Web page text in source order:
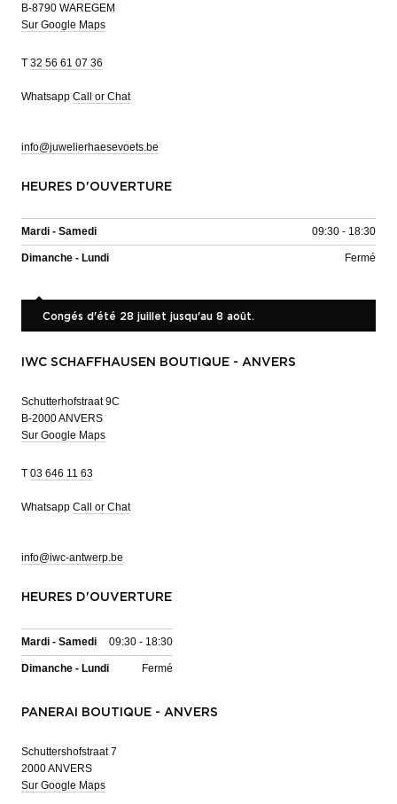
B-8790 WAREGEM
Sur Google Maps
T 32 56 61 07 36
Whatsapp Call or Chat
info@juwelierhaesevoets.be
HEURES D'OUVERTURE
Mardi - Samedi 09:30 - 18:30
Dimanche - Lundi Fermé
Congés d'été 28 juillet jusqu'au 8 août.
IWC SCHAFFHAUSEN BOUTIQUE - ANVERS
Schutterhofstraat 9C
B-2000 ANVERS
Sur Google Maps
T 03 646 11 63
Whatsapp Call or Chat
info@iwc-antwerp.be
HEURES D'OUVERTURE
Mardi - Samedi 09:30 - 18:30
Dimanche - Lundi Fermé
PANERAI BOUTIQUE - ANVERS
Schuttershofstraat 7
2000 ANVERS
Sur Google Maps